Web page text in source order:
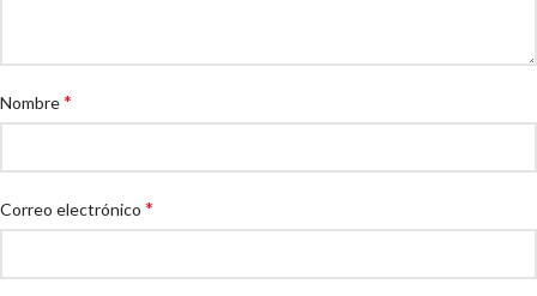
Nombre*
Correo electrónico *